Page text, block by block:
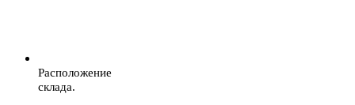
Расположение
склада.